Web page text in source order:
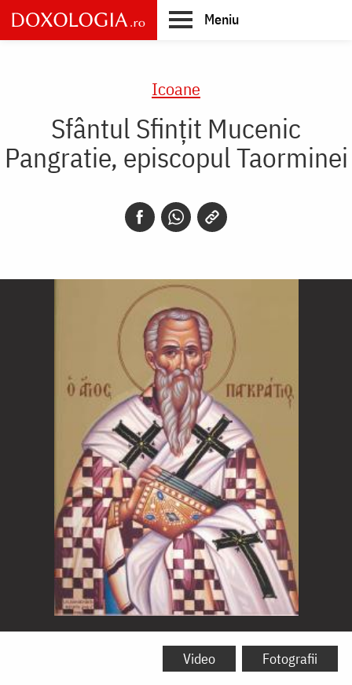
Skip
to
main
Meniu
Icoane
Sfântul Sfințit Mucenic
Pangratie, episcopul Taorminei
Sfântul
Video Fotografii